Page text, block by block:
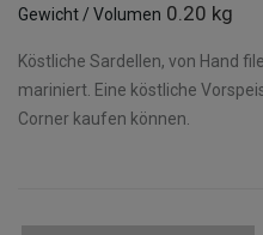
Gewicht / Volumen 0.20 kg
Köstliche Sardellen, von Hand
mariniert. Eine köstliche
Corner kaufen können.